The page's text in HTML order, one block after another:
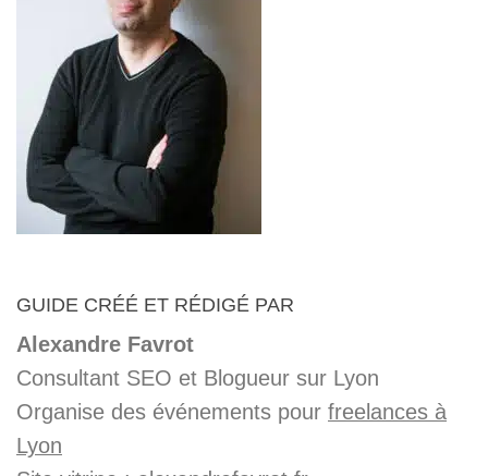
GUIDE CRÉÉ ET RÉDIGÉ PAR
Alexandre Favrot
Consultant SEO et Blogueur sur Lyon
Organise des événements pour freelances à
Lyon